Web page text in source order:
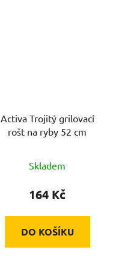
Activa Trojitý grilovací
rošt na ryby 52 cm
Skladem
164 Kč
DO KOŠÍKU